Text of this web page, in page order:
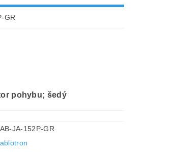
GR
pohybu; šedý
JA-152P-GR